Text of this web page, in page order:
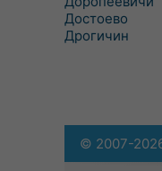
Достоево
Дрогичин
© 2007-